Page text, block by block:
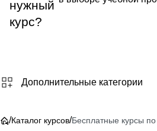
нужный
курс?
Дополнительные категории
/Каталог курсов/Бесплатные курсы